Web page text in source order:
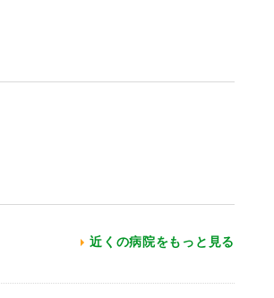
近くの病院をもっと見る